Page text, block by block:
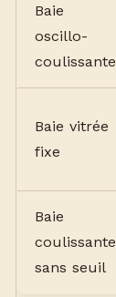
Baie
oscillo-
coulissante
Baie vitrée
fixe
Baie
coulissante
sans seuil